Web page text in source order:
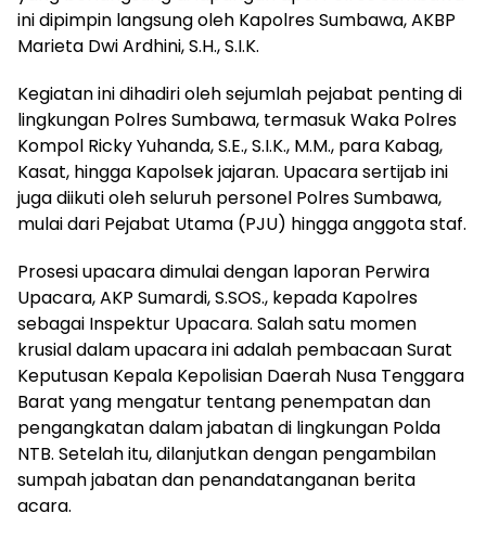
ini dipimpin langsung oleh Kapolres Sumbawa, AKBP
Marieta Dwi Ardhini, S.H., S.I.K.
Kegiatan ini dihadiri oleh sejumlah pejabat penting di
lingkungan Polres Sumbawa, termasuk Waka Polres
Kompol Ricky Yuhanda, S.E., S.I.K., M.M., para Kabag,
Kasat, hingga Kapolsek jajaran. Upacara sertijab ini
juga diikuti oleh seluruh personel Polres Sumbawa,
mulai dari Pejabat Utama (PJU) hingga anggota staf.
Prosesi upacara dimulai dengan laporan Perwira
Upacara, AKP Sumardi, S.SOS., kepada Kapolres
sebagai Inspektur Upacara. Salah satu momen
krusial dalam upacara ini adalah pembacaan Surat
Keputusan Kepala Kepolisian Daerah Nusa Tenggara
Barat yang mengatur tentang penempatan dan
pengangkatan dalam jabatan di lingkungan Polda
NTB. Setelah itu, dilanjutkan dengan pengambilan
sumpah jabatan dan penandatanganan berita
acara.